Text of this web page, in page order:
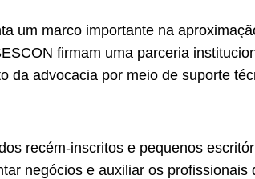
um marco importante na
firmam uma parceria
da advocacia por meio de suporte
recém-inscritos e pequenos
negócios e auxiliar os profissionais